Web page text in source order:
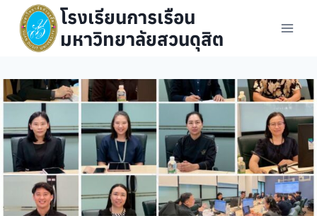
content
โรงเรียนการเรือน
มหาวิทยาลัยสวนดุสิต